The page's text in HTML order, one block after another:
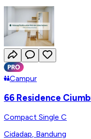
Campur
66 Residence
Compact Single C
Cidadap Bandung